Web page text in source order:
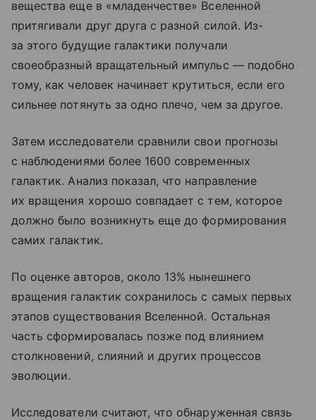
вещества еще в «младенчестве» Вселенной
притягивали друг друга с разной силой. Из-
за этого будущие галактики получали
своеобразный вращательный импульс — подобно
тому, как человек начинает крутиться, если его
сильнее потянуть за одно плечо, чем за другое.
Затем исследователи сравнили свои прогнозы
с наблюдениями более 1600 современных
галактик. Анализ показал, что направление
их вращения хорошо совпадает с тем, которое
должно было возникнуть еще до формирования
самих галактик.
По оценке авторов, около 13% нынешнего
вращения галактик сохранилось с самых первых
этапов существования Вселенной. Остальная
часть сформировалась позже под влиянием
столкновений, слияний и других процессов
эволюции.
Исследователи считают, что обнаруженная связь